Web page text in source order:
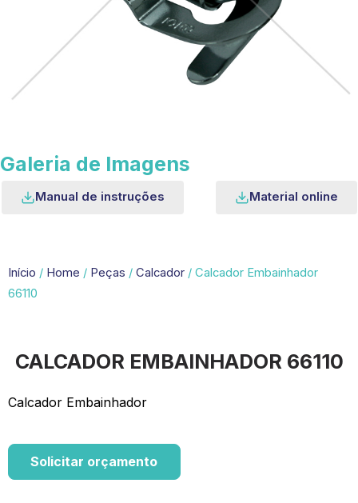
Galeria de Imagens
Manual de instruções Material online
Início / Home / Peças / Calcador / Calcador Embainhador
66110
CALCADOR EMBAINHADOR 66110
Calcador Embainhador
Solicitar orçamento